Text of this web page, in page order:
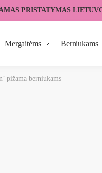
PRISTATYMAS
Mergaitėms Berniukams
pižama berniukams